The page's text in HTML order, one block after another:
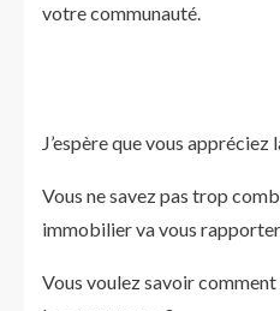
votre communauté.
J’espère que vous
Vous ne savez pas trop
immobilier va vous
Vous voulez savoir